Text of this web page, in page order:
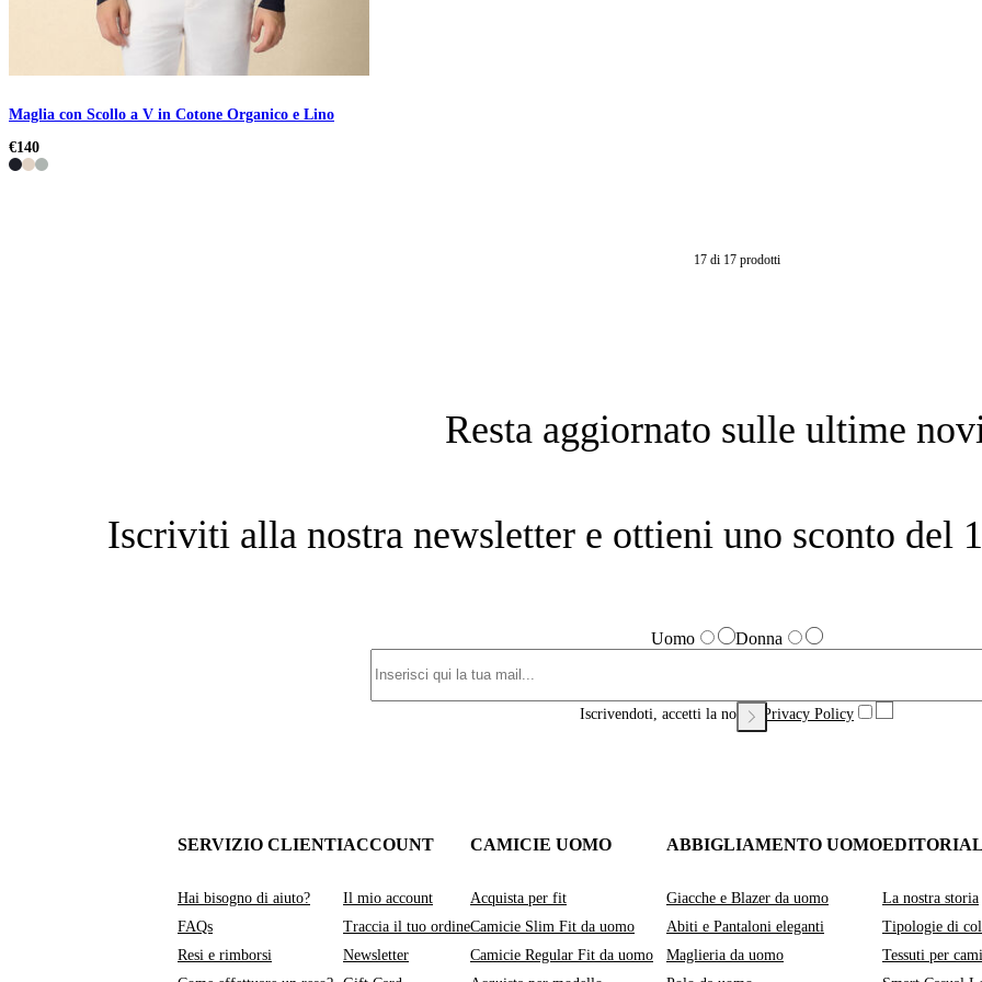
Maglia con Scollo a V in Cotone Organico e Lino
€140
17di 17prodotti
Resta aggiornato sulle ultime
Iscriviti alla nostra newsletter e ottieni uno sconto del
Uomo Donna
Iscrivendoti, accetti la nostra Privacy Policy
SERVIZIO CLIENTI
Hai bisogno di aiuto?
FAQs
Resi e rimborsi
ACCOUNT
Il mio account
Traccia il tuo ordine
Newsletter
CAMICIE UOMO
Acquista per fit
Camicie Slim Fit da uomo
Camicie Regular Fit da uomo
ABBIGLIAMENTO UOMO
Giacche e Blazer da uomo
Abiti e Pantaloni eleganti
Maglieria da uomo
La nostra storia
Tipologie di
Tessuti per